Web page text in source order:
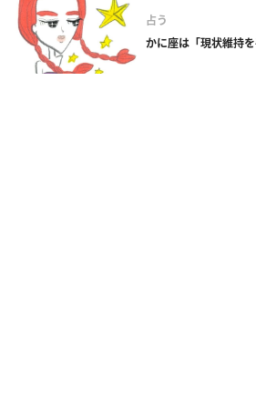
占う
かに座は「現状維持